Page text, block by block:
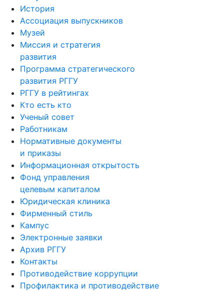
История
Ассоциация выпускников
Музей
Миссия и стратегия
развития
Программа стратегического
развития РГГУ
РГГУ в рейтингах
Кто есть кто
Ученый совет
Работникам
Нормативные документы
и приказы
Информационная открытость
Фонд управления
целевым капиталом
Юридическая клиника
Фирменный стиль
Кампус
Электронные заявки
Архив РГГУ
Контакты
Противодействие коррупции
Профилактика и противодействие